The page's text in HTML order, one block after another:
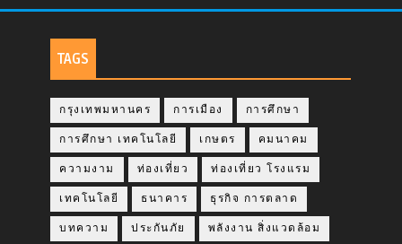
TAGS
กรุงเทพมหานคร การเมือง การศึกษา
การศึกษา เทคโนโลยี เกษตร คมนาคม
ความงาม ท่องเที่ยว ท่องเที่ยว โรงแรม
เทคโนโลยี ธนาคาร ธุรกิจ การตลาด
บทความ ประกันภัย พลังงาน สิ่งแวดล้อม